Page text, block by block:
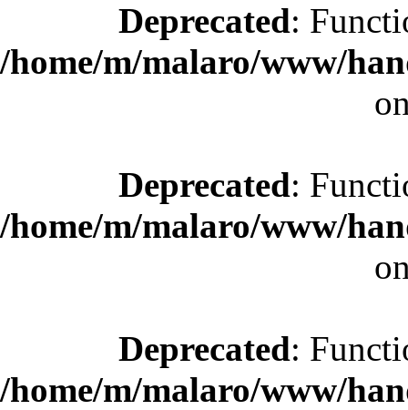
Deprecated:
/home/m/malaro/www/
Deprecated:
/home/m/malaro/www/
Deprecated:
/home/m/malaro/www/